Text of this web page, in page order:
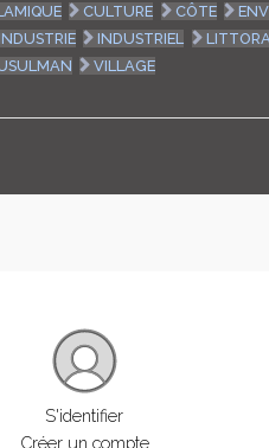
CULTURE CÔTE
INDUSTRIEL
VILLAGE
S'identifier
Créer un compte